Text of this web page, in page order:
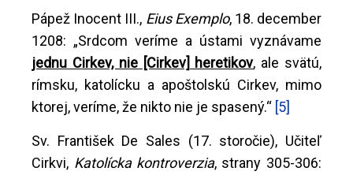
Pápež Inocent III., Eius Exemplo, 18. december
1208: „Srdcom veríme a ústami vyznávame
jednu Cirkev, nie [Cirkev] heretikov, ale svätú,
rímsku, katolícku a apoštolskú Cirkev, mimo
ktorej, veríme, že nikto nie je spasený.“ [5]
Sv. František De Sales (17. storočie), Učiteľ
Cirkvi, Katolícka kontroverzia, strany 305-306: